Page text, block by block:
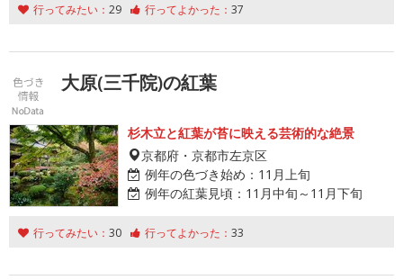
行ってみたい： 29 行ってよかった： 37
大原(三千院)の紅葉
杉木立と紅葉が苔に映える芸術的な絶景
京都府・京都市左京区
例年の色づき始め： 11月上旬
例年の紅葉見頃： 11月中旬～11月下旬
行ってみたい： 30 行ってよかった： 33